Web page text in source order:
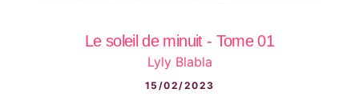
Le soleil de minuit - Tome 01
Lyly Blabla
15/02/2023